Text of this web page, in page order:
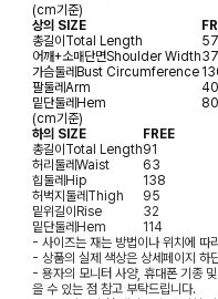
(cm기준)
상의 SIZE
총길이Total Length
57
어깨+소매단면Shoulder Width37
가슴둘레Bust Circumference
팔둘레Arm
40
밑단둘레Hem
80
(cm기준)
하의 SIZE
FREE
총길이Total Length91
허리둘레Waist
63
힙둘레Hip
138
허벅지둘레Thigh
95
밑위길이Rise
32
밑단둘레Hem
114
- 사이즈는 재는 방법이나 위치에
- 상품의 실제 색상은 상세페이지 하
- 용자의 모니터 사양, 휴대폰 기종
을 수 있는 점 참고 부탁드립니다.